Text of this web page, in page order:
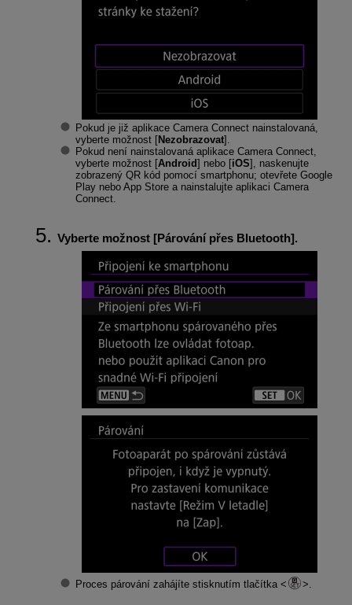
Pokud je již aplikace Camera Connect nainstalovaná,
vyberte možnost [Nezobrazovat].
Pokud není nainstalovaná aplikace Camera Connect,
vyberte možnost [Android] nebo [iOS], naskenujte
zobrazený QR kód pomocí smartphonu; otevřete Google
Play nebo App Store a nainstalujte aplikaci Camera
Connect.
Vyberte možnost [Párování přes Bluetooth].
Proces párování zahájíte stisknutím tlačítka .